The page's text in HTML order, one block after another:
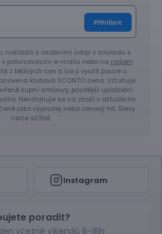
Přihlásit
nakládá s osobními údaji v souladu s
v potvrzovacím e-mailu nebo na našem
z běžných cen a lze ji využít pouze u
klubová SCONTO cena. Vztahuje
kupní smlouvy, pozdější uplatnění
Nevztahuje se na zboží v aktuálním
jako výprodej nebo cenový hit. Slevy
nelze sčítat.
Instagram
poradit?
včetně víkendů 8-18h